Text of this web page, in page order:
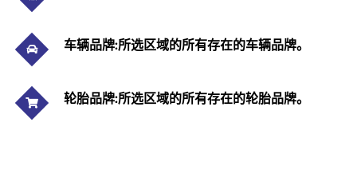
车辆品牌:所选区域的所有存在的车辆品牌。
轮胎品牌:所选区域的所有存在的轮胎品牌。